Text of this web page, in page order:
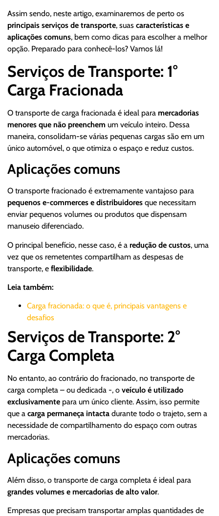
Assim sendo, neste artigo, examinaremos de perto os
principais serviços de transporte, suas características e
aplicações comuns, bem como dicas para escolher a melhor
opção. Preparado para conhecê-los? Vamos lá!
Serviços de Transporte: 1°
Carga Fracionada
O transporte de carga fracionada é ideal para mercadorias
menores que não preenchem um veículo inteiro. Dessa
maneira, consolidam-se várias pequenas cargas são em um
único automóvel, o que otimiza o espaço e reduz custos.
Aplicações comuns
O transporte fracionado é extremamente vantajoso para
pequenos e-commerces e distribuidores que necessitam
enviar pequenos volumes ou produtos que dispensam
manuseio diferenciado.
O principal benefício, nesse caso, é a redução de custos, uma
vez que os remetentes compartilham as despesas de
transporte, e flexibilidade.
Leia também:
Carga fracionada: o que é, principais vantagens e
desafios
Serviços de Transporte: 2°
Carga Completa
No entanto, ao contrário do fracionado, no transporte de
carga completa – ou dedicada -, o veículo é utilizado
exclusivamente para um único cliente. Assim, isso permite
que a carga permaneça intacta durante todo o trajeto, sem a
necessidade de compartilhamento do espaço com outras
mercadorias.
Aplicações comuns
Além disso, o transporte de carga completa é ideal para
grandes volumes e mercadorias de alto valor.
Empresas que precisam transportar amplas quantidades de